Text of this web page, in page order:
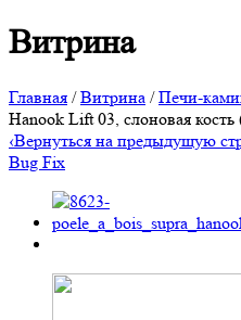
Витрина
Главная /Витрина /Печи-
Hanook Lift 03, слоновая
‹Вернуться на предыдущую
Bug Fix